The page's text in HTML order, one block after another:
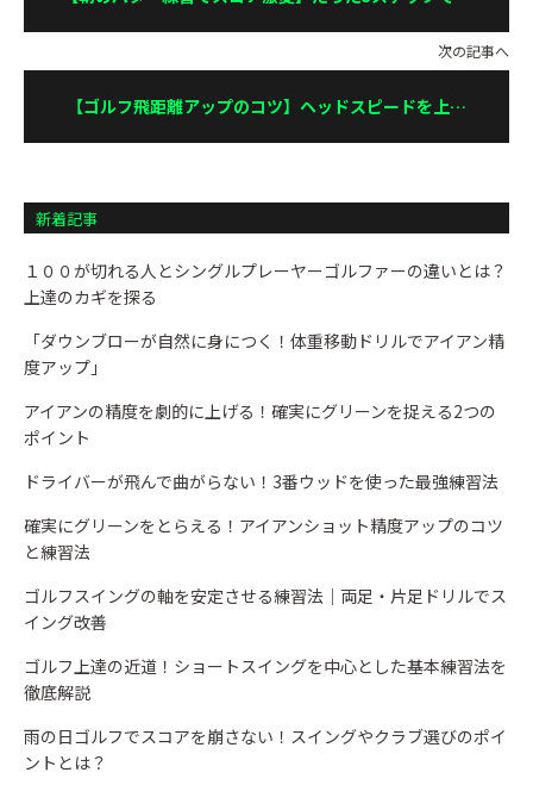
新着記事
１００が切れる人とシングルプレーヤーゴルファーの違いとは？
上達のカギを探る
「ダウンブローが自然に身につく！体重移動ドリルでアイアン精
度アップ」
アイアンの精度を劇的に上げる！確実にグリーンを捉える2つの
ポイント
ドライバーが飛んで曲がらない！3番ウッドを使った最強練習法
確実にグリーンをとらえる！アイアンショット精度アップのコツ
と練習法
ゴルフスイングの軸を安定させる練習法｜両足・片足ドリルでス
イング改善
ゴルフ上達の近道！ショートスイングを中心とした基本練習法を
徹底解説
雨の日ゴルフでスコアを崩さない！スイングやクラブ選びのポイ
ントとは？
次の記事へ
【ゴルフ飛距離アップのコツ】ヘッドスピードを上げ